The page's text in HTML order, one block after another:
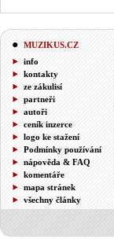
MUZIKUS.CZ
info
kontakty
ze zákulisí
partneři
autoři
ceník inzerce
logo ke stažení
Podmínky používání
nápověda & FAQ
komentáře
mapa stránek
všechny články